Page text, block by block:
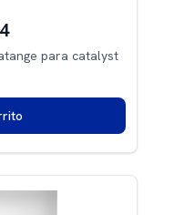
para catalyst